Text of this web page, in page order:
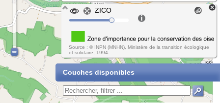
ZICO
Source : © INPN (MNHN), Ministère de la transition écologique
et solidaire, 1994.
Couches disponibles